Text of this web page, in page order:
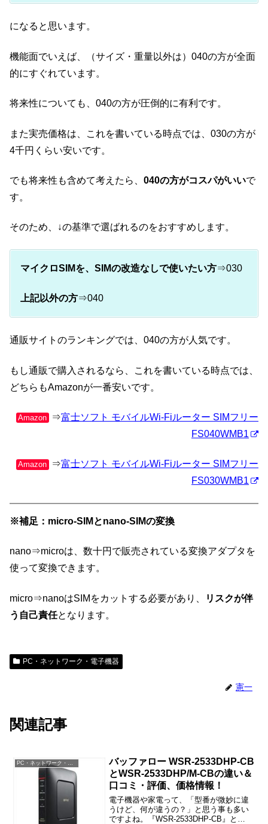
になると思います。
機能面でいえば、（サイズ・重量以外は）040の方が全面
的にすぐれています。
将来性についても、040の方が圧倒的に有利です。
また実売価格は、これを書いている時点では、030の方が
4千円くらい安いです。
でも将来性も含めて考えたら、 040の方がコスパがいいで
す。
そのため、↓の基準で選ばれるのをおすすめします。
マイクロSIMを、SIMの改造なしで使いたい方⇒030
上記以外の方⇒040
通販サイトのランキングでは、040の方が人気です。
もし通販で購入されるなら、これを書いている時点では、
どちらもAmazonが一番安いです。
Amazon ⇒富士ソフト モバイルWi-Fiルーター SIMフリー
FS040WMB1
Amazon ⇒富士ソフト モバイルWi-Fiルーター SIMフリー
FS030WMB1
※補足：micro-SIMとnano-SIMの変換
nano⇒microは、数十円で販売されている変換アダプタを
使って変換できます。
micro⇒nanoはSIMをカットする必要があり、
リスクが伴
う自己責任となります。
PC・ネットワーク・電子機器
憲一
関連記事
バッファロー WSR-2533DHP-CB
とWSR-2533DHP/M-CBの違い＆
口コミ・評価、価格情報！
電子機器や家電って、「型番が微妙に違
うけど、何が違うの？」と思う事も多い
ですよね。『WSR-2533DHP-CB』と